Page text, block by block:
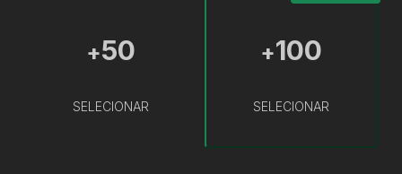
+50
SELECIONAR
+100
SELECIONAR